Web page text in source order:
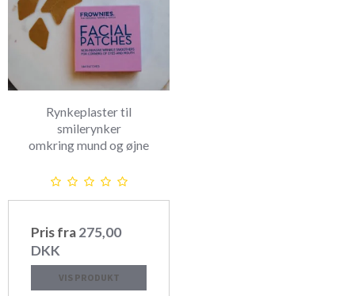
Rynkeplaster til
smilerynker
omkring mund og øjne
Pris fra275,00
DKK
VIS PRODUKT